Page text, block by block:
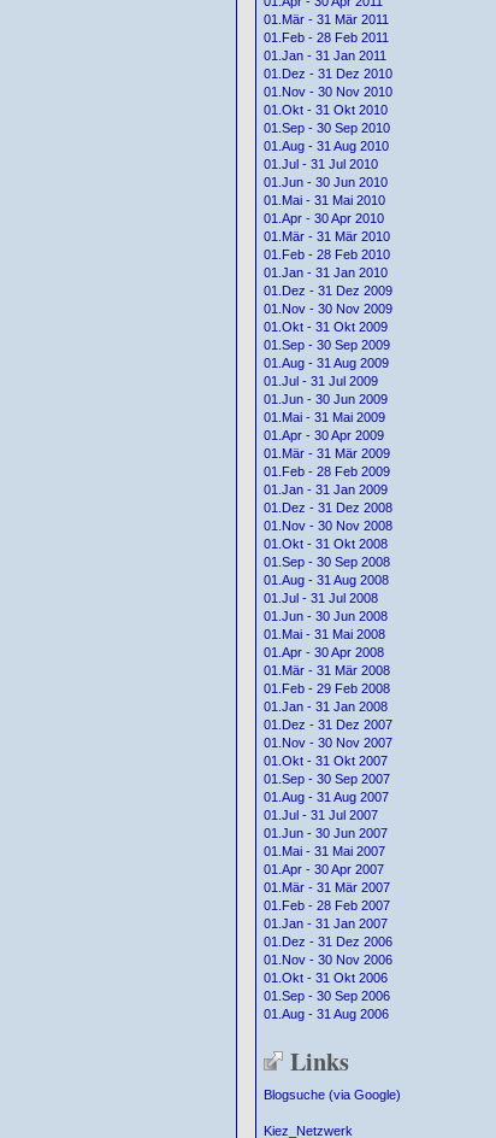
01.Mär - 31 Mär 2011
01.Feb - 28 Feb 2011
01.Jan - 31 Jan 2011
01.Dez - 31 Dez 2010
01.Nov - 30 Nov 2010
01.Okt - 31 Okt 2010
01.Sep - 30 Sep 2010
01.Aug - 31 Aug 2010
01.Jul - 31 Jul 2010
01.Jun - 30 Jun 2010
01.Mai - 31 Mai 2010
01.Apr - 30 Apr 2010
01.Mär - 31 Mär 2010
01.Feb - 28 Feb 2010
01.Jan - 31 Jan 2010
01.Dez - 31 Dez 2009
01.Nov - 30 Nov 2009
01.Okt - 31 Okt 2009
01.Sep - 30 Sep 2009
01.Aug - 31 Aug 2009
01.Jul - 31 Jul 2009
01.Jun - 30 Jun 2009
01.Mai - 31 Mai 2009
01.Apr - 30 Apr 2009
01.Mär - 31 Mär 2009
01.Feb - 28 Feb 2009
01.Jan - 31 Jan 2009
01.Dez - 31 Dez 2008
01.Nov - 30 Nov 2008
01.Okt - 31 Okt 2008
01.Sep - 30 Sep 2008
01.Aug - 31 Aug 2008
01.Jul - 31 Jul 2008
01.Jun - 30 Jun 2008
01.Mai - 31 Mai 2008
01.Apr - 30 Apr 2008
01.Mär - 31 Mär 2008
01.Feb - 29 Feb 2008
01.Jan - 31 Jan 2008
01.Dez - 31 Dez 2007
01.Nov - 30 Nov 2007
01.Okt - 31 Okt 2007
01.Sep - 30 Sep 2007
01.Aug - 31 Aug 2007
01.Jul - 31 Jul 2007
01.Jun - 30 Jun 2007
01.Mai - 31 Mai 2007
01.Apr - 30 Apr 2007
01.Mär - 31 Mär 2007
01.Feb - 28 Feb 2007
01.Jan - 31 Jan 2007
01.Dez - 31 Dez 2006
01.Nov - 30 Nov 2006
01.Okt - 31 Okt 2006
01.Sep - 30 Sep 2006
01.Aug - 31 Aug 2006
Links
Blogsuche (via Google)
Kiez_Netzwerk